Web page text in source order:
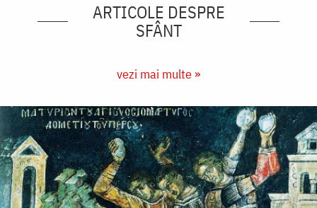
ARTICOLE DESPRE
SFÂNT
vezi mai multe »